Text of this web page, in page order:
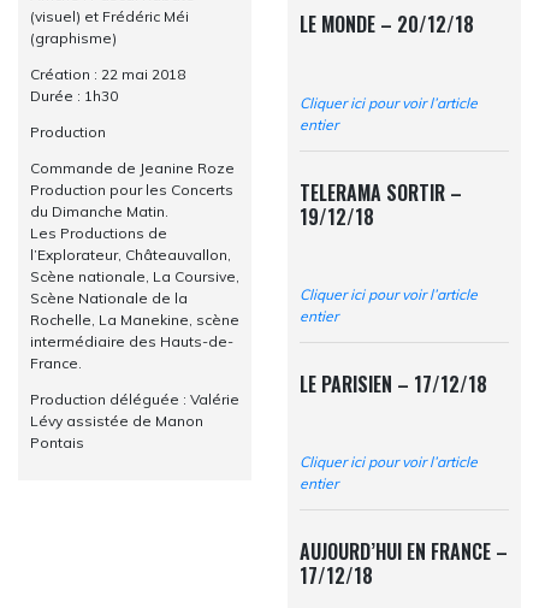
(visuel) et Frédéric Méi
(graphisme)
Création : 22 mai 2018
Durée : 1h30
Production
Commande de Jeanine Roze
Production pour les Concerts
du Dimanche Matin.
Les Productions de
l’Explorateur, Châteauvallon,
Scène nationale, La Coursive,
Scène Nationale de la
Rochelle, La Manekine, scène
intermédiaire des Hauts-de-
France.
Production déléguée : Valérie
Lévy assistée de Manon
Pontais
LE MONDE – 20/12/18
Cliquer ici pour voir l’article
entier
TELERAMA SORTIR –
19/12/18
Cliquer ici pour voir l’article
entier
LE PARISIEN – 17/12/18
Cliquer ici pour voir l’article
entier
AUJOURD’HUI EN FRANCE –
17/12/18